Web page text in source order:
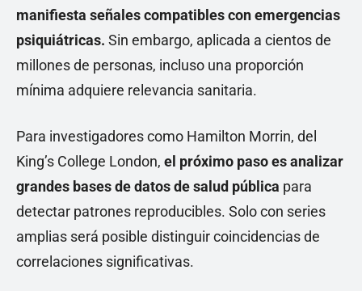
manifiesta señales compatibles con emergencias
psiquiátricas. Sin embargo, aplicada a cientos de
millones de personas, incluso una proporción
mínima adquiere relevancia sanitaria.
Para investigadores como Hamilton Morrin, del
King’s College London, el próximo paso es analizar
grandes bases de datos de salud pública para
detectar patrones reproducibles. Solo con series
amplias será posible distinguir coincidencias de
correlaciones significativas.